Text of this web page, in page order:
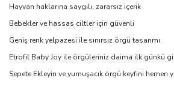
Hayvan haklarına saygılı, zararsız içerik
Bebekler ve hassas ciltler için güvenli
Geniş renk yelpazesi ile sınırsız örgü tasarımı
Etrofil Baby Joy ile örgüleriniz daima ilk günkü
Sepete Ekleyin ve yumuşacık örgü keyfini hemen